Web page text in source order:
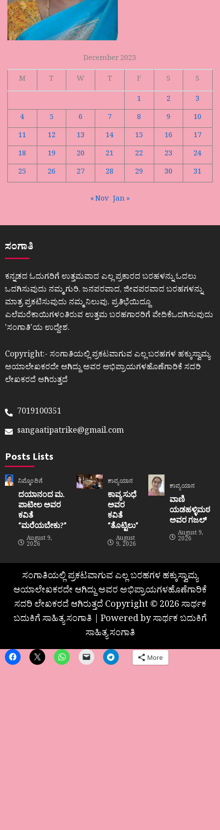
December 2023
M
T W T F S
S
1
2
3
4
5 6 7 8 9
10
11
12 13 14 15 16
17
18
19 20 21 22 23
24
25
26 27 28 29 30 31
« Nov Jan »
ಸಂಗಾತಿ
ಕನ್ನಡದ ಓದುಗರಿಗೆ ಉತ್ತಮವಾದ ಎಲ್ಲ ಪ್ರಕಾರದ ಬರಹಳನ್ನು ಓದಲು
ಒದಗಿಸುವುದು ನಮ್ಮ ಗುರಿ. ಜನಪರವಾದ, ಜೀವಪರವಾದ ಬರಹಗಳನ್ನು
ಮಾತ್ರ ಪ್ರಕಟಿಸುವುದು ನಮ್ಮ ನಿಲುವು. ಪ್ರತಿಭೆಯಿದ್ದೂ
ಎಲೆಮರೆಕಾಯಿಗಳಂತಿರುವ ಉತ್ತಮ ಬರಹಗಾರರಿಗೆ ವೇದಿಕೆಒದಗಿಸುವುದು
ʼಸಂಗಾತಿʼಯ ಉದ್ದೇಶ.
Copyright:- ಸಂಗಾತಿಯಲ್ಲಿ ಪ್ರಕಟವಾಗುವ ಎಲ್ಲ ಬರಹಗಳ ಹಕ್ಕುಸ್ವಾಮ್ಯ
ಆಯಾಲೇಖಕರದೇ ಆಗಿದ್ದು ಅವರ ಅಭಿಪ್ರಾಯಗಳಹೊಣೆಗಾರಿಕೆ ಸದರಿ
ಲೇಖಕರದೆ ಆಗಿರುತ್ತದೆ
7019100351
sangaatipatrike@gmail.com
Posts Lists
ನಿಮ್ಮೊಂದಿಗೆ
ದಯಾನಂದ ಮ.
ಪಾಟೀಲ ಅವರ
ಕವಿತೆ
“ಮರೆಯಬೇಕು?”
August 9,
2026
ಕಾವ್ಯಯಾನ
ಕಾವ್ಯ ಸುಧೆ
ಅವರ
ಕವಿತೆ
“ತೊಟ್ಟಿಲು”
August
9, 2026
ಕಾವ್ಯಯಾನ
ವಾಣಿ
ಯಡಹಳ್ಳಿಮಠ
ಅವರ ಗಜಲ್
August 9,
2026
ಸಂಗಾತಿಯಲ್ಲಿ ಪ್ರಕಟವಾಗುವ ಎಲ್ಲ ಬರಹಗಳ ಹಕ್ಕುಸ್ವಾಮ್ಯ
ಆಯಾಲೇಖಕರದೇ ಆಗಿದ್ದು ಅವರ ಅಭಿಪ್ರಾಯಗಳಹೊಣೆಗಾರಿಕೆ
ಸದರಿ ಲೇಖಕರದೆ ಆಗಿರುತ್ತದೆ Copyright © 2026 ಸಾರ್ಥಕ
ಬದುಕಿಗೆ ಸಾಹಿತ್ಯ ಸಂಗಾತಿ | Powered by ಸಾರ್ಥಕ ಬದುಕಿಗೆ
ಸಾಹಿತ್ಯ ಸಂಗಾತಿ
More